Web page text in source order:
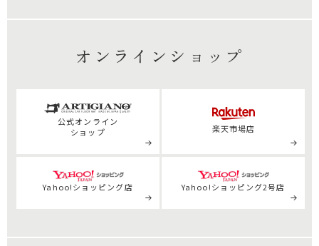
オンラインショップ
公式オンライン
ショップ
楽天市場店
Yahoo!ショッピング店 Yahoo!ショッピング2号店